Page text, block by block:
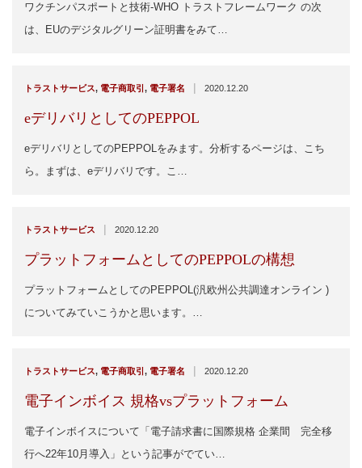
ワクチンパスポートと技術-WHO トラストフレームワーク の次
は、EUのデジタルグリーン証明書をみて…
トラストサービス, 電子商取引 , 電子署名 | 2020.12.20
eデリバリとしてのPEPPOL
eデリバリとしてのPEPPOLをみます。分析するページは、こち
ら。まずは、eデリバリです。こ…
トラストサービス | 2020.12.20
プラットフォームとしてのPEPPOLの構想
プラットフォームとしてのPEPPOL(汎欧州公共調達オンライン )
についてみていこうかと思います。…
トラストサービス, 電子商取引 , 電子署名 | 2020.12.20
電子インボイス 規格vsプラットフォーム
電子インボイスについて「電子請求書に国際規格 企業間 完全移
行へ22年10月導入」という記事がでてい…